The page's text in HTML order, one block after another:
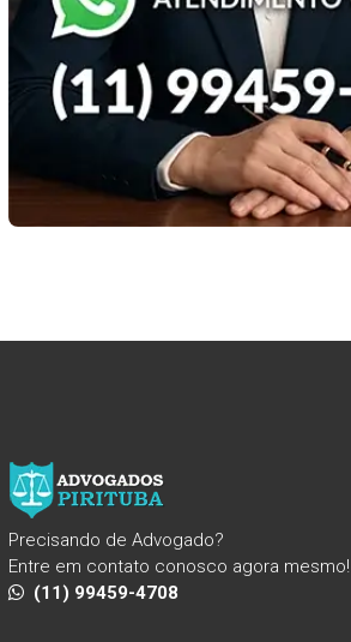
Precisando de Advogado?
Entre em contato conosco agora mesmo!
(11) 99459-4708